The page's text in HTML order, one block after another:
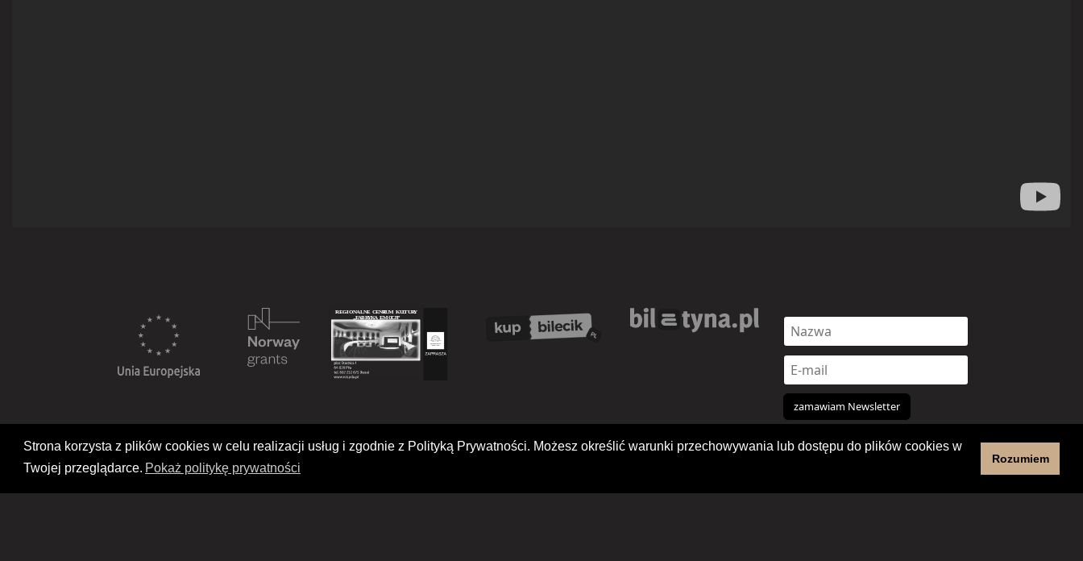
Strona korzysta z plików cookies w celu realizacji usług i zgodnie z Polityką Prywatności. Możesz określić warunki przechowywania lub dostępu do plików cookies w
Twojej przeglądarce. Pokaż politykę prywatności
Rozumiem